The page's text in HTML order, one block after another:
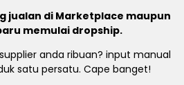
jualan di Marketplace maupun
memulai dropship.
anda ribuan? input manual
satu persatu. Cape banget!